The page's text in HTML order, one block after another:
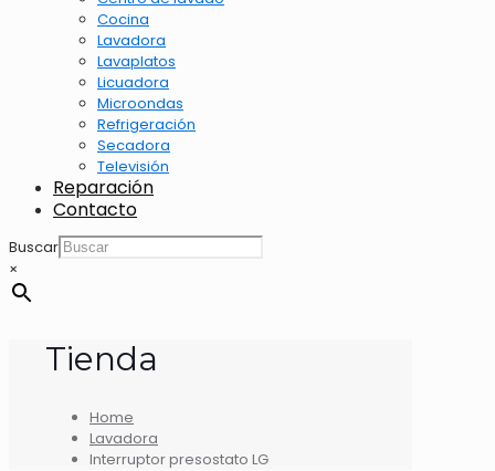
Cocina
Lavadora
Lavaplatos
Licuadora
Microondas
Refrigeración
Secadora
Televisión
Reparación
Contacto
Buscar
×
Tienda
Home
Lavadora
Interruptor presostato LG